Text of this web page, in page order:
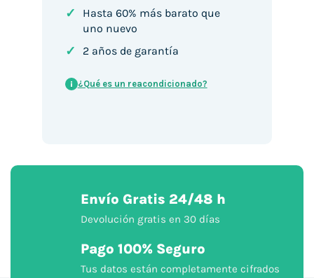
✓
Hasta 60% más barato que
uno nuevo
✓ 2 años de garantía
i ¿Qué es un reacondicionado?
Envío Gratis 24/48 h
Devolución gratis en 30 días
Pago 100% Seguro
Tus datos están completamente cifrados